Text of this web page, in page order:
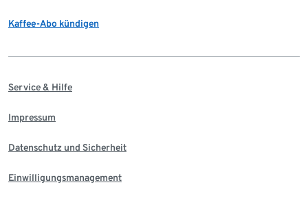
Kaffee-Abo kündigen
Service & Hilfe
Impressum
Datenschutz und Sicherheit
Einwilligungsmanagement